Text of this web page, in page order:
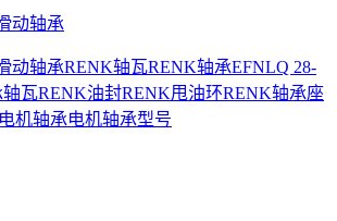
动轴承
动轴承RENK轴瓦RENK轴承EFNLQ 28-
轴瓦RENK油封RENK甩油环RENK轴承座
电机轴承电机轴承型号